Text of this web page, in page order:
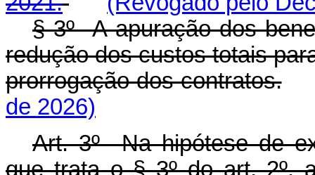
§ 3º A apuração dos
redução dos custos totais
prorrogação dos contratos.
de 2026)
Art. 3º Na hipótese de
que trata o § 3º do art. 2º,